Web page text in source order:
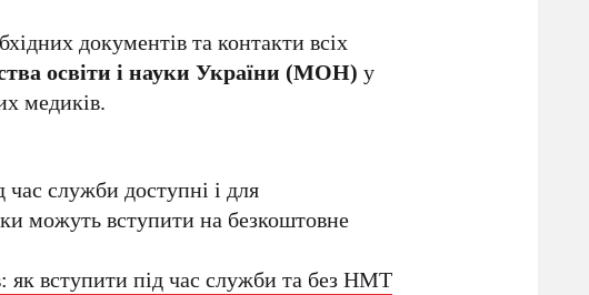
документів та контакти всіх
освіти і науки України (МОН) у
медиків.
служби доступні і для
можуть вступити на безкоштовне
як вступити під час служби та без НМТ